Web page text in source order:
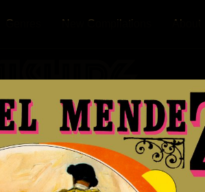
Genres New Compilations About